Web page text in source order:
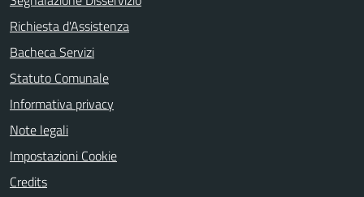
Richiesta d'Assistenza
Bacheca Servizi
Statuto Comunale
Informativa privacy
Note legali
Impostazioni Cookie
Credits